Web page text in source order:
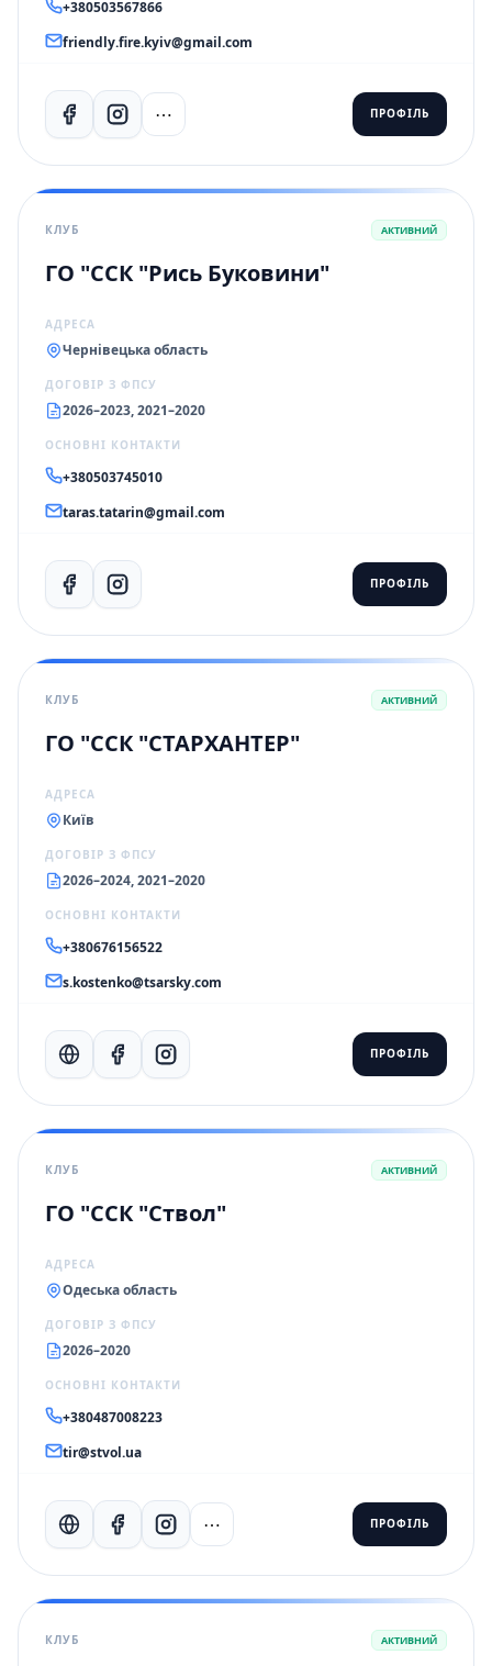
+380503567866
friendly.fire.kyiv@gmail.com
⋯ ПРОФІЛЬ
КЛУБ АКТИВНИЙ
ГО "ССК "Рись Буковини"
АДРЕСА
Чернівецька область
ДОГОВІР З ФПСУ
2026–2023, 2021–2020
ОСНОВНІ КОНТАКТИ
+380503745010
taras.tatarin@gmail.com
ПРОФІЛЬ
КЛУБ АКТИВНИЙ
ГО "ССК "СТАРХАНТЕР"
АДРЕСА
Київ
ДОГОВІР З ФПСУ
2026–2024, 2021–2020
ОСНОВНІ КОНТАКТИ
+380676156522
s.kostenko@tsarsky.com
ПРОФІЛЬ
КЛУБ АКТИВНИЙ
ГО "ССК "Ствол"
АДРЕСА
Одеська область
ДОГОВІР З ФПСУ
2026–2020
ОСНОВНІ КОНТАКТИ
+380487008223
tir@stvol.ua
⋯ ПРОФІЛЬ
КЛУБ АКТИВНИЙ